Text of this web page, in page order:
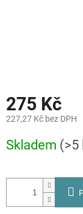
275 Kč
227,27 Kč bez DPH
cena:
Skladem (>5